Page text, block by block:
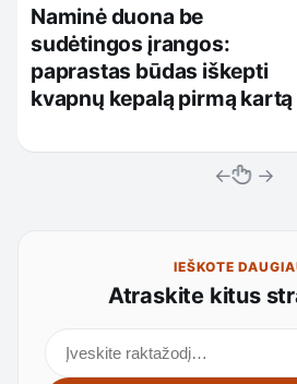
Naminė duona be
sudėtingos įrangos:
paprastas būdas iškepti
kvapnų kepalą pirmą kartą
← →
IEŠKOTE
Atraskite kitus